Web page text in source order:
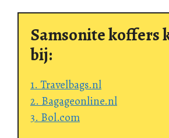
Samsonite koffers
bij:
1. Travelbags.nl
2. Bagageonline.nl
3. Bol.com